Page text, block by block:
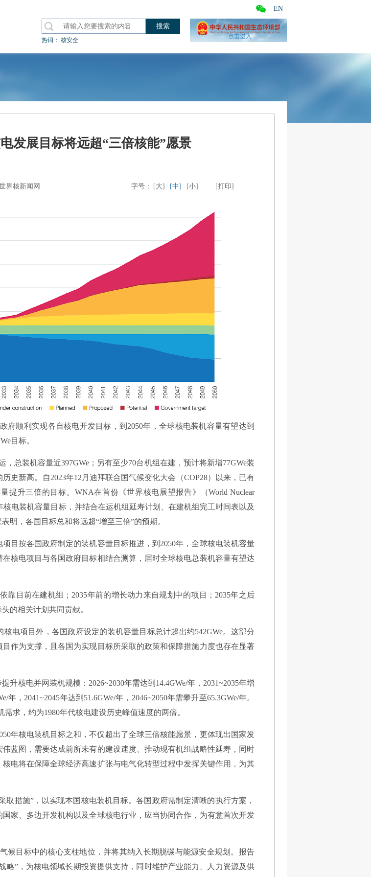
EN
热词： 核安全
点击进入
发展目标将远超“三倍核能”愿景
界核新闻网 [打印]
字号： [大] [中] [小]
府顺利实现各自核电开发目标，到2050年，全球核电装机容量有望达到
目标。
，总装机容量近397GWe；另有至少70台机组在建，预计将新增77GWe装
史新高。自2023年12月迪拜联合国气候变化大会（COP28）以来，已有
提升三倍的目标。WNA在首份《世界核电展望报告》（World Nuclear
核电装机容量目标，并结合在运机组延寿计划、在建机组完工时间表以及
明，各国目标总和将远超“增至三倍”的预期。
目按各国政府制定的装机容量目标推进，到2050年，全球核电装机容量
核电项目与各国政府目标相结合测算，届时全球核电总装机容量有望达
靠目前在建机组；2035年前的增长动力来自规划中的项目；2035年之后
的相关计划共同贡献。
电项目外，各国政府设定的装机容量目标总计超出约542GWe。这部分
作为支撑，且各国为实现目标所采取的政策和保障措施力度也存在显著
升核电并网装机规模：2026~2030年需达到14.4GWe/年，2031~2035年增
年，2041~2045年达到51.6GWe/年，2046~2050年需攀升至65.3GWe/年。
求，约为1980年代核电建设历史峰值速度的两倍。
年核电装机目标之和，不仅超出了全球三倍核能愿景，更体现出国家发
蓝图，需要达成前所未有的建设速度、推动现有机组战略性延寿，同时
电将在保障全球经济高速扩张与电气化转型过程中发挥关键作用，为其
取措施”，以实现本国核电装机目标。各国政府需制定清晰的执行方案，
家、多边开发机构以及全球核电行业，应当协同合作，为有意首次开发
候目标中的核心支柱地位，并将其纳入长期脱碳与能源安全规划。报告
略”，为核电领域长期投资提供支持，同时维护产业能力、人力资源及供